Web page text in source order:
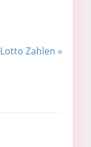
Lotto Zahlen »